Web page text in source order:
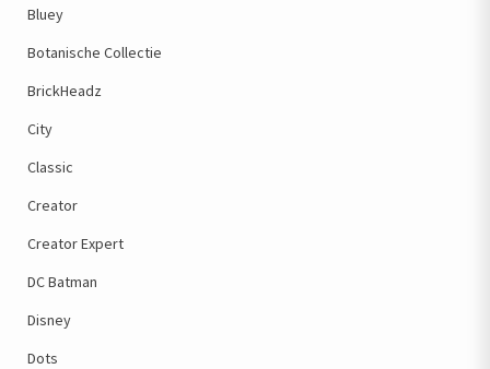
Bluey
Botanische Collectie
BrickHeadz
City
Classic
Creator
Creator Expert
DC Batman
Disney
Dots